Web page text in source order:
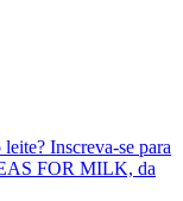
Inscreva-se para
FOR MILK, da